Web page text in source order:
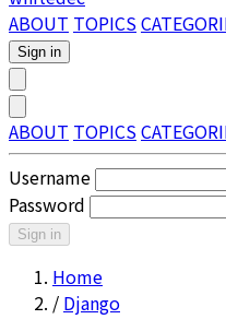
ABOUT TOPICS
Sign in
ABOUT TOPICS
Username
Password
Sign in
Home
/ Django